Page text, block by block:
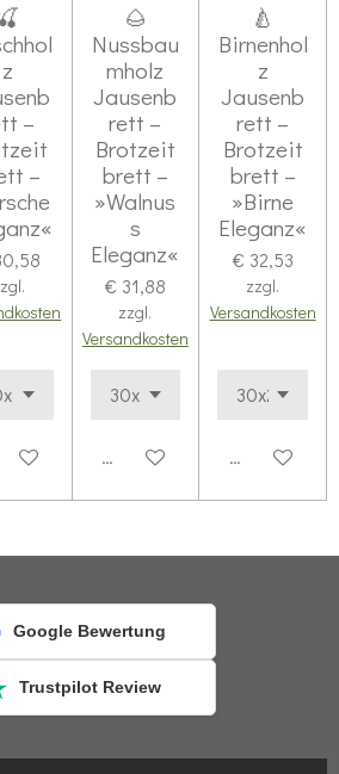
🍒
z
–
–
anzeigen
🌰
Nussbau
mholz
Jausenb
rett –
Brotzeit
brett –
»Walnus
s
Eleganz«
€ 31,88
zzgl.
Versandkosten
Details anzeigen
🍐
Birnenhol
z
Jausenb
rett –
Brotzeit
brett –
»Birne
Eleganz«
€ 32,53
zzgl.
Versandkosten
Details
Google Bewertung
Trustpilot Review